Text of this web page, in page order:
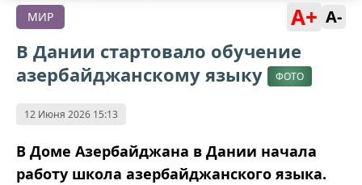
МИР A+ A-
В Дании стартовало обучение
азербайджанскому языку
ФОТО
12 Июня 2026 15:13
В Доме Азербайджана в Дании начала
работу школа азербайджанского языка.